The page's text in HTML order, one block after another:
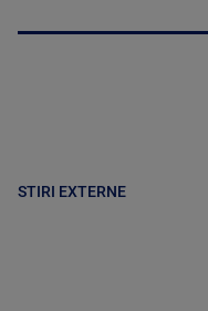
STIRI EXTERNE